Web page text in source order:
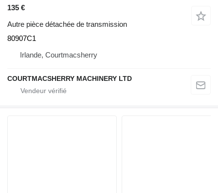
135 €
Autre pièce détachée de transmission
80907C1
Irlande, Courtmacsherry
COURTMACSHERRY MACHINERY LTD